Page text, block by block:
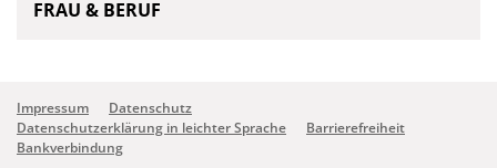
FRAU & BERUF
Impressum
Datenschutz
Datenschutzerklärung in leichter Sprache
Barrierefreiheit
Bankverbindung